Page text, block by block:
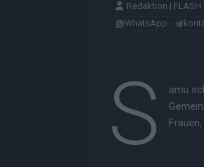
Redaktion | FLASH
WhatsApp
S
amu